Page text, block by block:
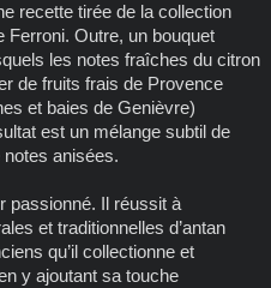
recette tirée de la collection
Ferroni. Outre, un bouquet
les notes fraîches du citron
de fruits frais de Provence
et baies de Genièvre)
est un mélange subtil de
anisées.
passionné. Il réussit à
et traditionnelles d’antan
qu’il collectionne et
y ajoutant sa touche